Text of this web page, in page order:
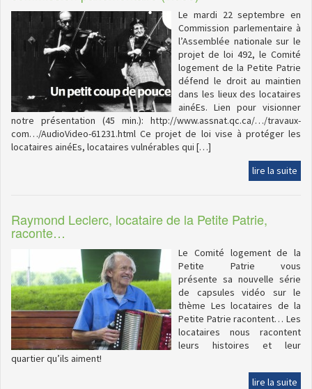
Le mardi 22 septembre en
Commission parlementaire à
l’Assemblée nationale sur le
projet de loi 492, le Comité
logement de la Petite Patrie
défend le droit au maintien
dans les lieux des locataires
ainéEs. Lien pour visionner
notre présentation (45 min.): http://www.assnat.qc.ca/…/travaux-
com…/AudioVideo-61231.html Ce projet de loi vise à protéger les
locataires ainéEs, locataires vulnérables qui […]
lire la suite
Raymond Leclerc, locataire de la Petite Patrie,
raconte…
Le Comité logement de la
Petite Patrie vous
présente sa nouvelle série
de capsules vidéo sur le
thème Les locataires de la
Petite Patrie racontent… Les
locataires nous racontent
leurs histoires et leur
quartier qu’ils aiment!
lire la suite